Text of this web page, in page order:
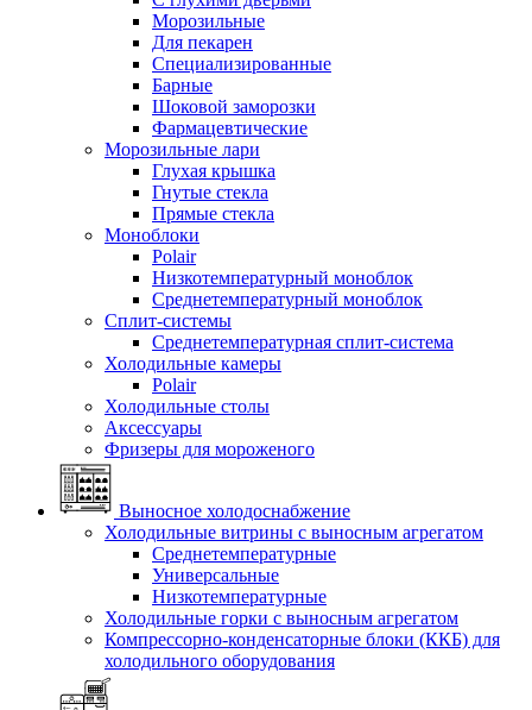
Морозильные
Для пекарен
Специализированные
Барные
Шоковой заморозки
Фармацевтические
Морозильные лари
Глухая крышка
Гнутые стекла
Прямые стекла
Моноблоки
Polair
Низкотемпературный моноблок
Среднетемпературный моноблок
Сплит-системы
Среднетемпературная сплит-система
Холодильные камеры
Polair
Холодильные столы
Аксессуары
Фризеры для мороженого
Выносное холодоснабжение
Холодильные витрины с выносным агрегатом
Среднетемпературные
Универсальные
Низкотемпературные
Холодильные горки с выносным агрегатом
Компрессорно-конденсаторные блоки (ККБ) для
холодильного оборудования